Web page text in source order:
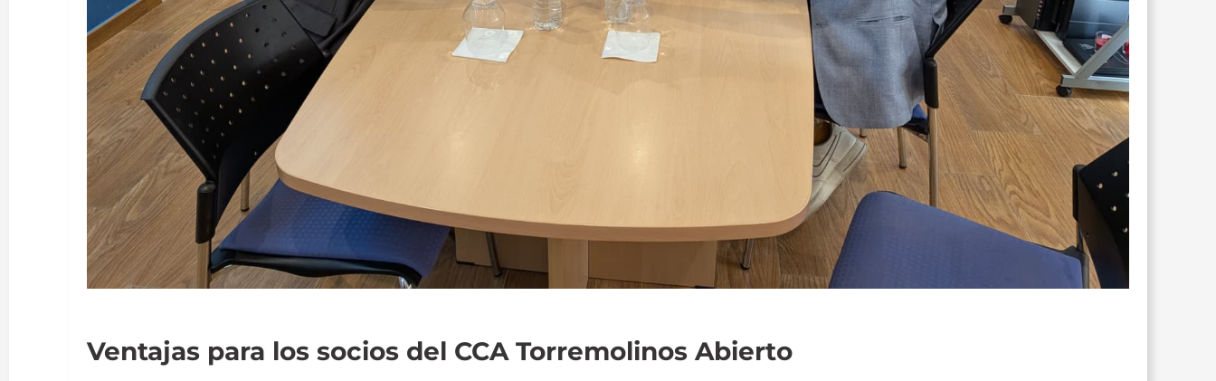
Ventajas para los socios del CCA Torremolinos Abierto